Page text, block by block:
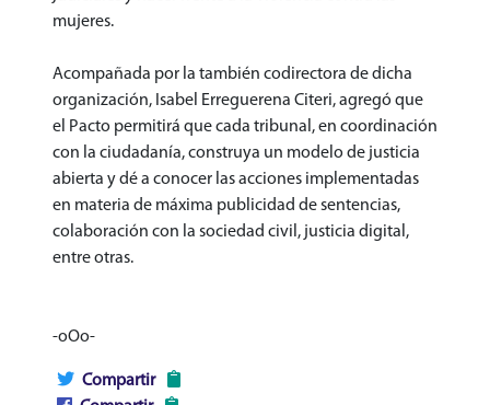
mujeres.
Acompañada por la también codirectora de dicha
organización, Isabel Erreguerena Citeri, agregó que
el Pacto permitirá que cada tribunal, en coordinación
con la ciudadanía, construya un modelo de justicia
abierta y dé a conocer las acciones implementadas
en materia de máxima publicidad de sentencias,
colaboración con la sociedad civil, justicia digital,
entre otras.
-oOo-
Compartir